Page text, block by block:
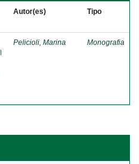
Autor(es) Tipo
Pelicioli, Marina Monografia